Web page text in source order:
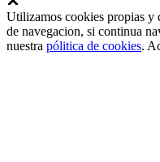
Utilizamos cookies propias y
de navegacion, si continua
nuestra pólitica de cookies.